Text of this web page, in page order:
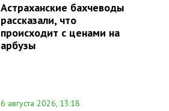
Астраханские бахчеводы
рассказали, что
происходит с ценами на
арбузы
6 августа 2026, 13:18